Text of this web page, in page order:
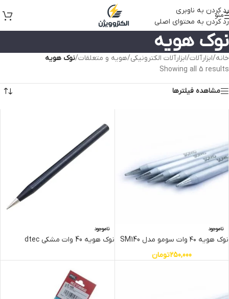
رد کردن به ناوبری
رد کردن به محتوای اصلی
منو
نوک هویه
خانه/ابزارآلات/ابزارآلات الکترونیکی/هویه و متعلقات/نوک هویه
Showing all 5 results
مشاهده فیلترها
ناموجود
نوک هویه ۴۰ وات سومو مدل SM140
250,000تومان
ناموجود
نوک هویه 40 وات مشکی dtec